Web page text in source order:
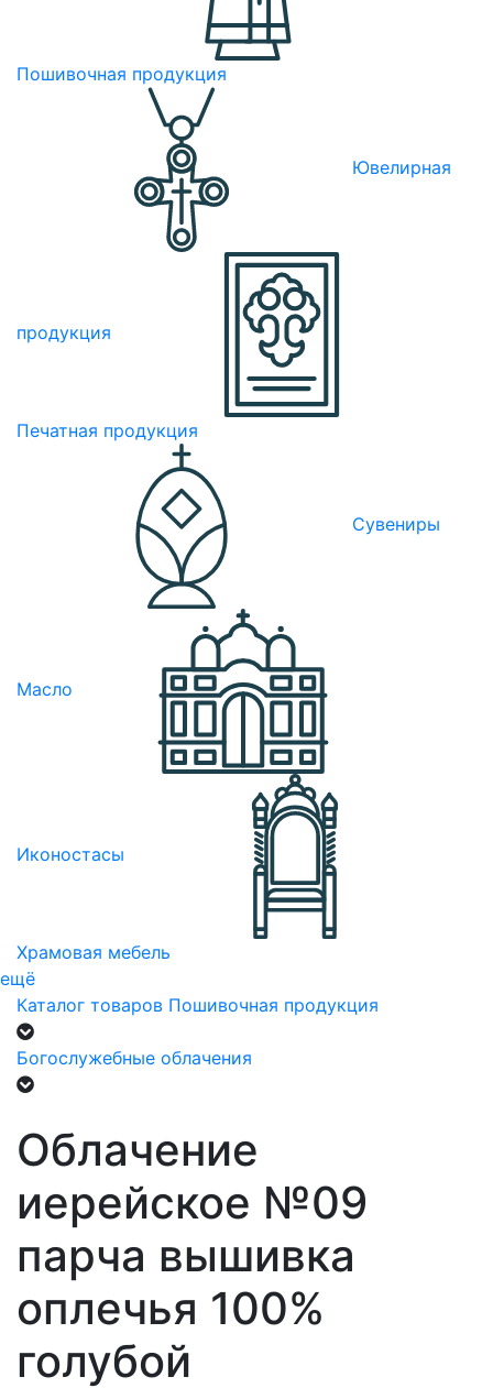
Пошивочная продукция
Ювелирная
продукция
Печатная продукция
Сувениры
Масло
Иконостасы
Храмовая мебель
ещё
Каталог товаров Пошивочная продукция
Богослужебные облачения
Облачение
иерейское №09
парча вышивка
оплечья 100%
голубой